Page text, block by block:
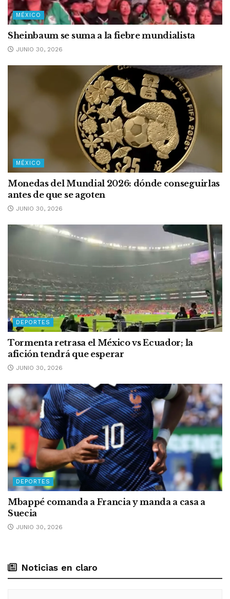
MÉXICO
Sheinbaum se suma a la fiebre mundialista
JUNIO 30, 2026
MÉXICO
Monedas del Mundial 2026: dónde conseguirlas
antes de que se agoten
JUNIO 30, 2026
DEPORTES
Tormenta retrasa el México vs Ecuador; la
afición tendrá que esperar
JUNIO 30, 2026
DEPORTES
Mbappé comanda a Francia y manda a casa a
Suecia
JUNIO 30, 2026
Noticias en claro